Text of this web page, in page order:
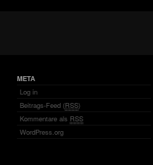
META
Log in
Beitrags-Feed (RSS)
Kommentare als RSS
WordPress.org